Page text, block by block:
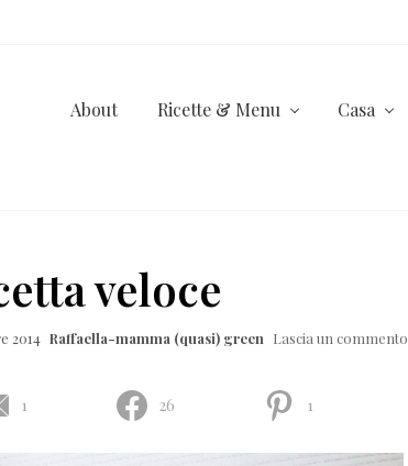
About Ricette & Menu Casa
veloce
2014 Raffaella-mamma (quasi) green Lascia un commento
1 26 1